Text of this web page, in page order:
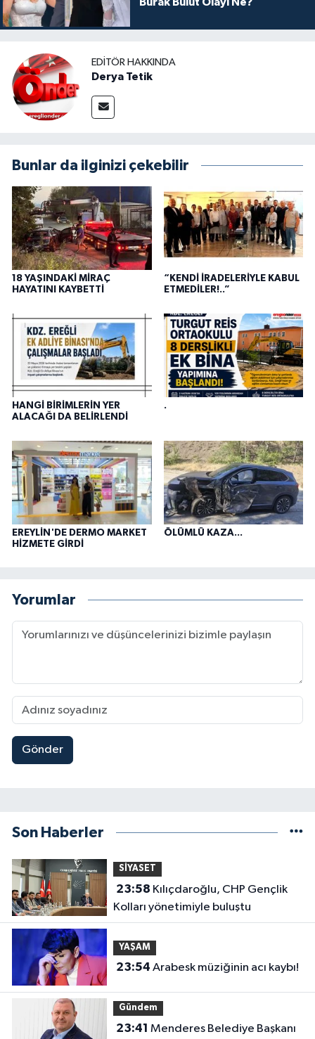
Burak Bulut Olayı Ne?
EDITÖR HAKKINDA
Derya Tetik
Bunlar da ilginizi çekebilir
18 YAŞINDAKİ MİRAÇ
HAYATINI KAYBETTİ
“KENDİ İRADELERİYLE KABUL
ETMEDİLER!..”
HANGİ BİRİMLERİN YER
ALACAĞI DA BELİRLENDİ
.
EREYLİN'DE DERMO MARKET
HİZMETE GİRDİ
ÖLÜMLÜ KAZA...
Yorumlar
Gönder
Son Haberler
SİYASET
23:58
Kolları yönetimiyle buluştu
YAŞAM
23:54 Arabesk müziğinin acı kaybı!
Gündem
23:41